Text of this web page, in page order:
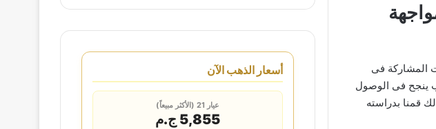
المشاركة فى
ينجح فى الوصول
قمنا بدراسته
أسعار الذهب الآن
عيار 21 (الأكثر مبيعاً)
5,855 ج.م